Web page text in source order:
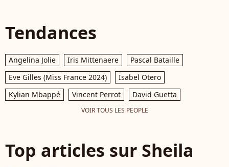
Tendances
Angelina Jolie Iris Mittenaere
Pascal Bataille
Eve Gilles (Miss France 2024)
Isabel Otero
Kylian Mbappé
Vincent Perrot David Guetta
VOIR TOUS LES PEOPLE
Top articles sur Sheila